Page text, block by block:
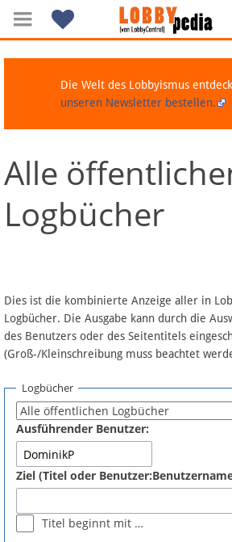
Navigation
Über Lobbypedia
Artikel nach Kategorien
FAQ
Fördermitglied werden
Fehler melden
Die Welt des Lobbyismus
unseren Newsletter bestellen.
Alle
Logbücher
Dies ist die kombinierte Anzeige aller in
Logbücher. Die Ausgabe kann durch die
des Benutzers oder des Seitentitels
(Groß-/Kleinschreibung muss beachtet
Logbücher
Ausführender Benutzer:
Ziel (Titel oder
Titel beginnt mit …